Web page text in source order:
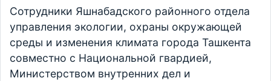
Сотрудники Яшнабадского районного отдела
управления экологии, охраны окружающей
среды и изменения климата города Ташкента
совместно с Национальной гвардией,
Министерством внутренних дел и